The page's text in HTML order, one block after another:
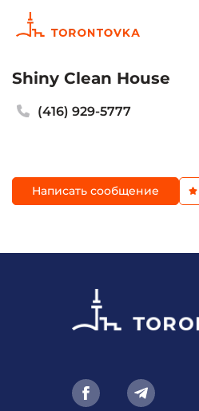
Shiny Clean House
(416) 929-5777
Написать сообщение